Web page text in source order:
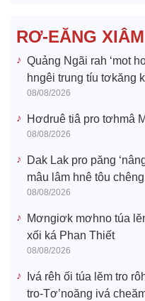
RƠ-EĂNG
Quảng Ngãi rah ‘mot
hngêi trung tíu tơkăng
08/08/2026
Hơdruê tiâ pro tơhmâ
08/08/2026
Dak Lak pro păng
mâu lâm hnê tôu
08/08/2026
Mơngiơk mơhno túa
xối ká Phan Thiết
08/08/2026
Ivá rêh ối túa lĕm tro
tro-Tơ’noăng ivá